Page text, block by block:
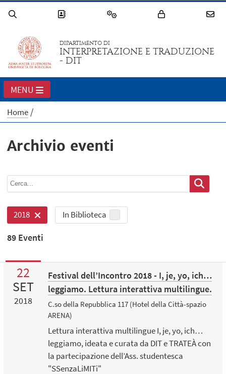
DIPARTIMENTO DI
INTERPRETAZIONE E TRADUZIONE
- DIT
MENU
Home
Archivio eventi
2018 In Biblioteca
89 Eventi
22
SET
2018
Festival dell’Incontro 2018 - I, je, yo, ich…
leggiamo. Lettura interattiva multilingue.
C.so della Repubblica 117 (Hotel della Città-spazio
ARENA)
Lettura interattiva multilingue I, je, yo, ich…
leggiamo, ideata e curata da DIT e TRATEÀ con
la partecipazione dell’Ass. studentesca
"SSenzaLiMITi"